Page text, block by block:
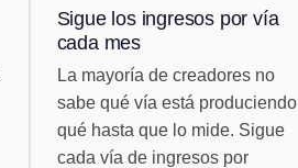
Sigue los ingresos por vía
cada mes
La mayoría de creadores no
sabe qué vía está produciendo
qué hasta que lo mide. Sigue
cada vía de ingresos por